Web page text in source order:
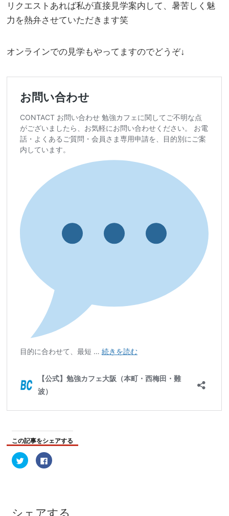
リクエストあれば私が直接見学案内して、暑苦しく魅
力を熱弁させていただきます笑
オンラインでの見学もやってますのでどうぞ↓
この記事をシェアする
ク
リ
有
Facebook
で
ク
リ
シェアする